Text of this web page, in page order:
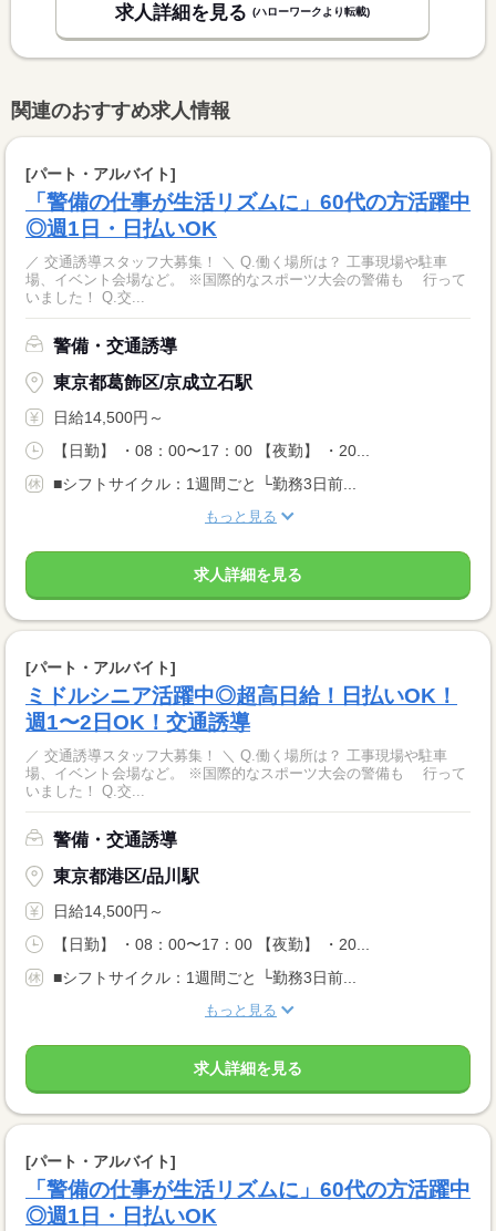
求人詳細を見る (ハローワークより転載)
関連のおすすめ求人情報
[パート・アルバイト]
「警備の仕事が生活リズムに」60代の方活躍中
◎週1日・日払いOK
／ 交通誘導スタッフ大募集！ ＼ Q.働く場所は？ 工事現場や駐車
場、イベント会場など。 ※国際的なスポーツ大会の警備も 行って
いました！ Q.交...
警備・交通誘導
東京都葛飾区/京成立石駅
日給14,500円～
【日勤】 ・08：00〜17：00 【夜勤】 ・20...
■シフトサイクル：1週間ごと └勤務3日前...
もっと見る
求人詳細を見る
[パート・アルバイト]
ミドルシニア活躍中◎超高日給！日払いOK！
週1〜2日OK！交通誘導
／ 交通誘導スタッフ大募集！ ＼ Q.働く場所は？ 工事現場や駐車
場、イベント会場など。 ※国際的なスポーツ大会の警備も 行って
いました！ Q.交...
警備・交通誘導
東京都港区/品川駅
日給14,500円～
【日勤】 ・08：00〜17：00 【夜勤】 ・20...
■シフトサイクル：1週間ごと └勤務3日前...
もっと見る
求人詳細を見る
[パート・アルバイト]
「警備の仕事が生活リズムに」60代の方活躍中
◎週1日・日払いOK